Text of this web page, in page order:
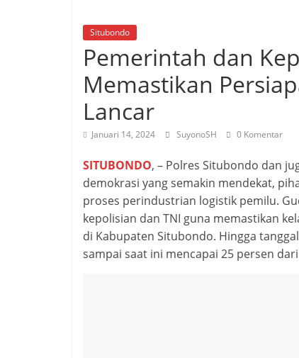
Situbondo
Pemerintah dan
Memastikan
Lancar
Januari 14, 2024 SuyonoSH 0 Komentar
SITUBONDO, – Polres Situbondo dan
demokrasi yang semakin mendekat,
proses perindustrian logistik pemilu.
kepolisian dan TNI guna memastikan
di Kabupaten Situbondo. Hingga
sampai saat ini mencapai 25 persen